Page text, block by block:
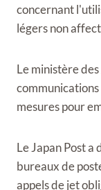
concernant
légers non
Le ministère
mesures pour
Le Japan Post a
bureaux de
appels de jet